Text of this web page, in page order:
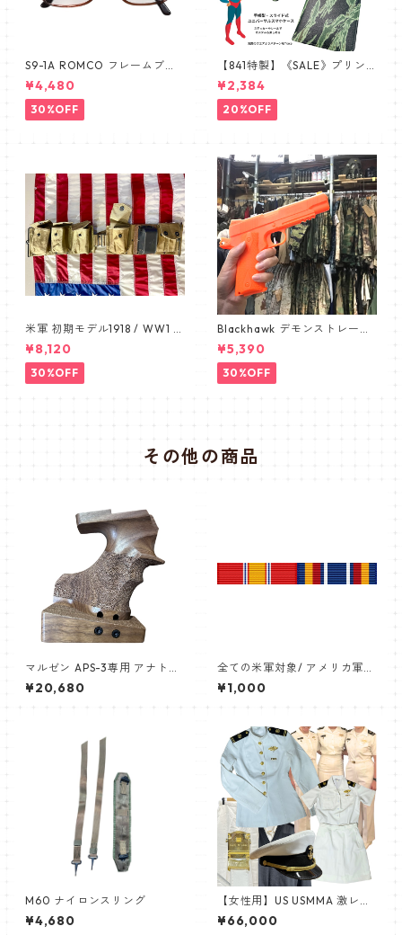
S9-1A ROMCO フレームブラ
ウン レンズあり眼鏡 めがね 新
品 デッドストック 米軍放出品
¥4,480
30%OFF
【841特製】《SALE》プリン
トミス 手帳型スマホケース 南
ベトナム ARVN タイガースト
ライプ ERDL ブラッドケーキ
手帳型スマホケース ユニバー
¥2,384
20%OFF
米軍 初期モデル1918 / WW1 B
AR BELT /バーベルト デッド
ストック カップ付き 1911
¥8,120
30%OFF
Blackhawk デモンストレーシ
ョン 1911 オレンジ ピスト
ル pistol
¥5,390
30%OFF
その他の商品
マルゼン APS-3専用 アナトミ
カルウッドグリップ (右)
¥20,680
全ての米軍対象/ アメリカ軍
略綬 2個 リボンバー リボンラ
ック
¥1,000
M60 ナイロンスリング
¥4,680
【女性用】US USMMA 激レア
制帽,詰襟ホワイトドレス&冬
服セーター/肩章等 Full Dress
¥66,000